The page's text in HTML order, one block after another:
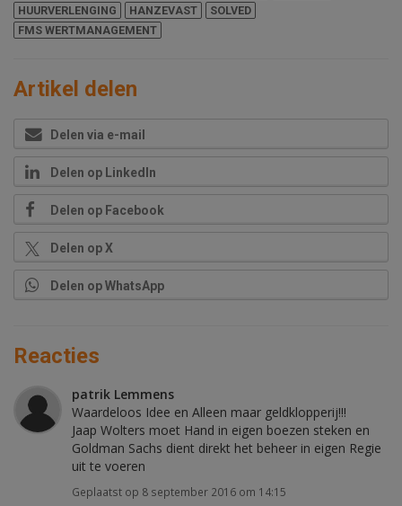
HUURVERLENGING
HANZEVAST
SOLVED
FMS WERTMANAGEMENT
Artikel delen
Delen via e-mail
Delen op LinkedIn
Delen op Facebook
Delen op X
Delen op WhatsApp
Reacties
patrik Lemmens
Waardeloos Idee en Alleen maar geldklopperij!!!
Jaap Wolters moet Hand in eigen boezen steken en
Goldman Sachs dient direkt het beheer in eigen Regie
uit te voeren
Geplaatst op 8 september 2016 om 14:15